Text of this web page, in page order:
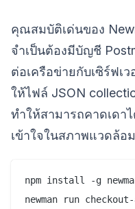
คุณสมบัติเด่นของ
จำเป็นต้องมีบัญชี
ต่อเครือข่ายกับเซิร์ฟเ
ให้ไฟล์ JSON
ทำให้สามารถคาดเดา
เข้าใจในสภาพแวดล้อ
npm install -g
newman run